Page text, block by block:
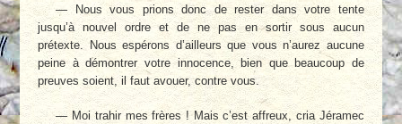
— Nous vous prions donc de rester dans votre tente
jusqu’à nouvel ordre et de ne pas en sortir sous aucun
prétexte. Nous espérons d’ailleurs que vous n’aurez aucune
peine à démontrer votre innocence, bien que beaucoup de
preuves soient, il faut avouer, contre vous.
— Moi trahir mes frères ! Mais c’est affreux, cria Jéramec